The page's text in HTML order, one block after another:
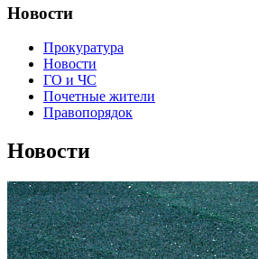
Новости
Прокуратура
Новости
ГО и ЧС
Почетные жители
Правопорядок
Новости